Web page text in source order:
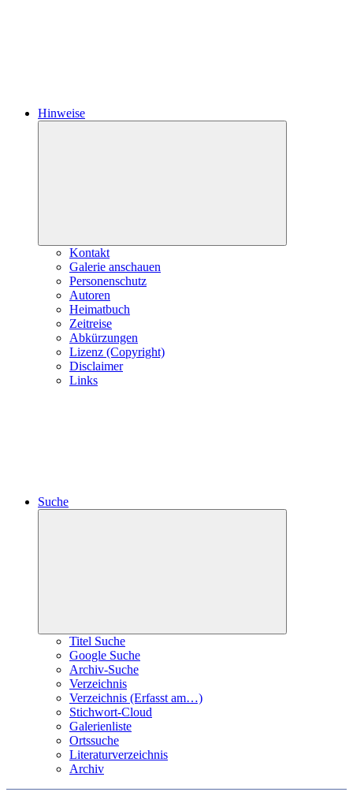
Hinweise
Kontakt
Galerie anschauen
Personenschutz
Autoren
Heimatbuch
Zeitreise
Abkürzungen
Lizenz (Copyright)
Disclaimer
Links
Suche
Titel Suche
Google Suche
Archiv-Suche
Verzeichnis
Verzeichnis (Erfasst am…)
Stichwort-Cloud
Galerienliste
Ortssuche
Literaturverzeichnis
Archiv